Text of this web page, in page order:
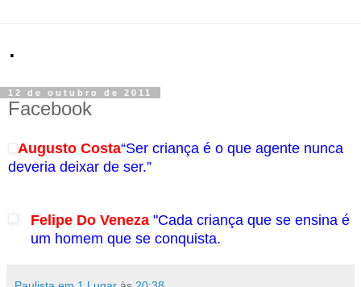
.
12 de outubro de 2011
Facebook
Augusto Costa“Ser criança é o que agente nunca
deveria deixar de ser.”
Felipe Do Veneza "Cada criança que se ensina é
um homem que se conquista.